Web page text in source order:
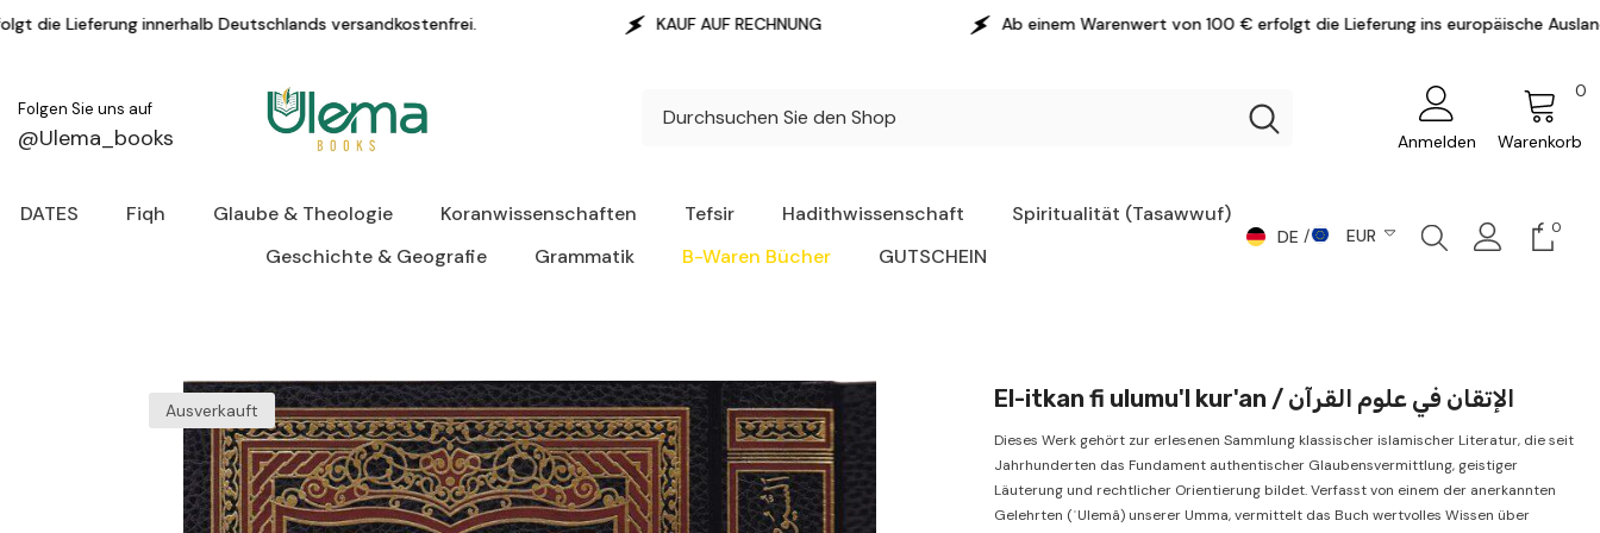
Zum Inhalt springen
Deutschlands versandkostenfrei. KAUF AUF RECHNUNG Ab einem Warenwert von 100 € erfolgt die Lieferung ins europäische Ausland versandkostenfrei.
Folgen Sie uns auf
@Ulema_books Anmelden Warenkorb
00
DATES Fiqh Glaube & Theologie Koranwissenschaften Tefsir Hadithwissenschaft
Spiritualität (Tasawwuf)
Geschichte & Geografie
Grammatik B-Waren Bücher GUTSCHEIN
DE
EUR
EUR
GBP
HUF
0
Ausverkauft El-itkan fi ulumu'l kur'an / الإتقان في علوم القرآن
Dieses Werk gehört zur erlesenen Sammlung klassischer islamischer Literatur, die seit
Jahrhunderten das Fundament authentischer Glaubensvermittlung, geistiger
Läuterung und rechtlicher Orientierung bildet. Verfasst von einem der anerkannten
Gelehrten (ʿUlemâ) unserer Umma, vermittelt das Buch wertvolles Wissen über